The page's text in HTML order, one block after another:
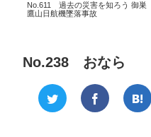
No.611 過去の災害を知ろう 御巣
鷹山日航機墜落事故
No.238 おなら